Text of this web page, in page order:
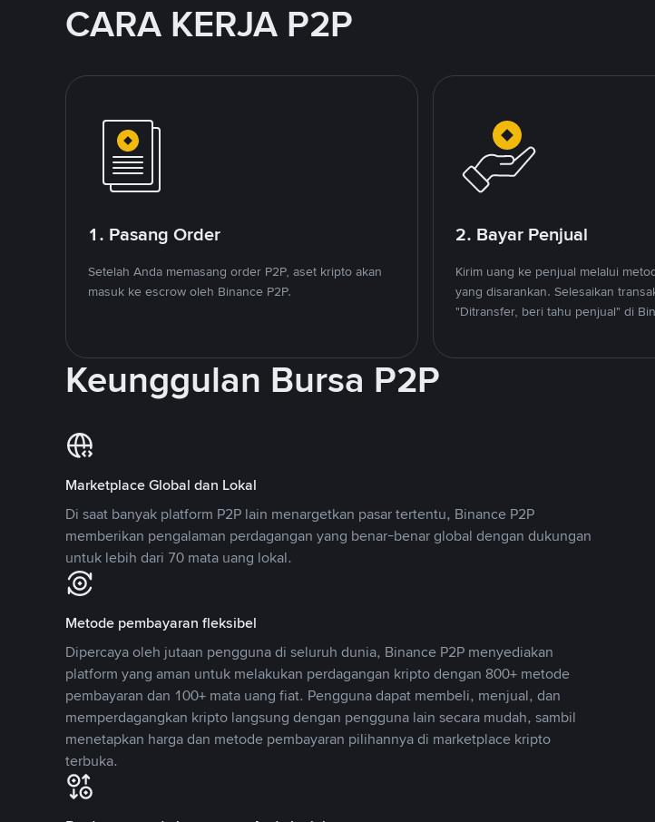
CARA KERJA P2P
1. Pasang Order
Setelah Anda memasang order P2P, aset kripto akan
masuk ke escrow oleh Binance P2P.
2. Bayar Penjual
Kirim uang ke penjual melalui
yang disarankan. Selesaikan
"Ditransfer, beri tahu penjual" di
Keunggulan Bursa P2P
Marketplace Global dan Lokal
Di saat banyak platform P2P lain menargetkan pasar tertentu, Binance P2P
memberikan pengalaman perdagangan yang benar-benar global dengan dukungan
untuk lebih dari 70 mata uang lokal.
Metode pembayaran fleksibel
Dipercaya oleh jutaan pengguna di seluruh dunia, Binance P2P menyediakan
platform yang aman untuk melakukan perdagangan kripto dengan 800+ metode
pembayaran dan 100+ mata uang fiat. Pengguna dapat membeli, menjual, dan
memperdagangkan kripto langsung dengan pengguna lain secara mudah, sambil
menetapkan harga dan metode pembayaran pilihannya di marketplace kripto
terbuka.